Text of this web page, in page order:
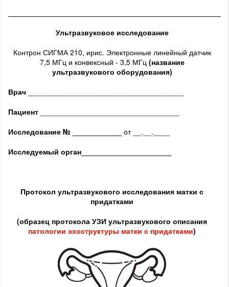
Ультразвуковое исследование
Контрон СИГМА 210, ирис. Электронные линейный датчик
7,5 МГц и конвексный - 3,5 МГц(название
ультразвукового оборудования)
Врач
Пациент
Исследование № ____________ от __.__.____
Исследуемый орган
Протокол ультразвукового исследования матки с
придатками
(образец протокола УЗИ ультразвукового описания
патологии эхоструктуры матки с придатками)